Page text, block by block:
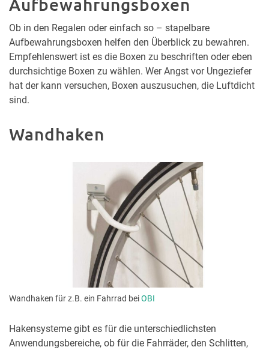
Aufbewahrungsboxen
Ob in den Regalen oder einfach so – stapelbare
Aufbewahrungsboxen helfen den Überblick zu bewahren.
Empfehlenswert ist es die Boxen zu beschriften oder eben
durchsichtige Boxen zu wählen. Wer Angst vor Ungeziefer
hat der kann versuchen, Boxen auszusuchen, die Luftdicht
sind.
Wandhaken
Wandhaken für z.B. ein Fahrrad beiOBI
Hakensysteme gibt es für die unterschiedlichsten
Anwendungsbereiche, ob für die Fahrräder, den Schlitten,